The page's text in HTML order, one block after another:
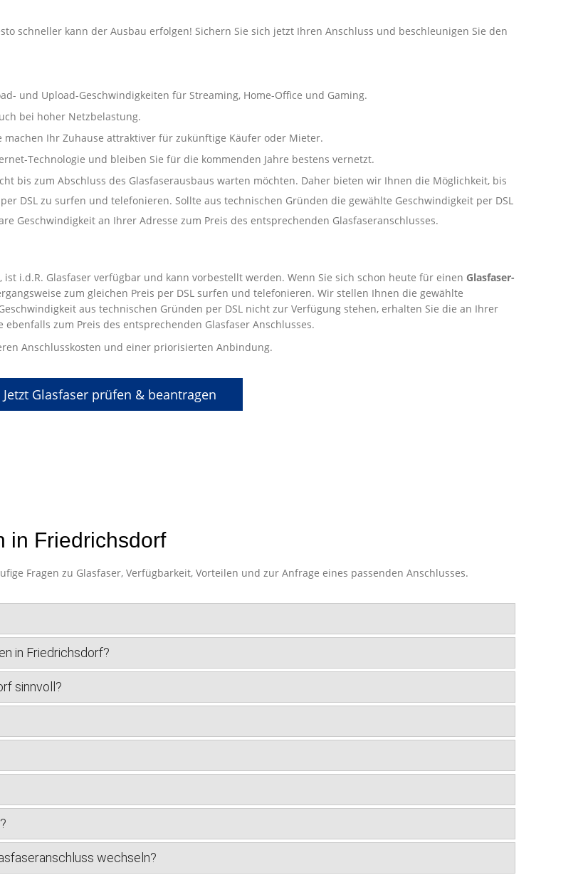
schneller kann der Ausbau erfolgen! Sichern Sie sich jetzt Ihren Anschluss und beschleunigen Sie den
und Upload-Geschwindigkeiten für Streaming, Home-Office und Gaming.
bei hoher Netzbelastung.
Ihr Zuhause attraktiver für zukünftige Käufer oder Mieter.
Technologie und bleiben Sie für die kommenden Jahre bestens vernetzt.
bis zum Abschluss des Glasfaserausbaus warten möchten. Daher bieten wir Ihnen die Möglichkeit, bis
DSL zu surfen und telefonieren. Sollte aus technischen Gründen die gewählte Geschwindigkeit per DSL
Geschwindigkeit an Ihrer Adresse zum Preis des entsprechenden Glasfaseranschlusses.
i.d.R. Glasfaser verfügbar und kann vorbestellt werden. Wenn Sie sich schon heute für einen Glasfaser-
zum gleichen Preis per DSL surfen und telefonieren. Wir stellen Ihnen die gewählte
aus technischen Gründen per DSL nicht zur Verfügung stehen, erhalten Sie die an Ihrer
zum Preis des entsprechenden Glasfaser Anschlusses.
Anschlusskosten und einer priorisierten Anbindung.
Jetzt Glasfaser prüfen & beantragen
in Friedrichsdorf
Fragen zu Glasfaser, Verfügbarkeit, Vorteilen und zur Anfrage eines passenden Anschlusses.
in Friedrichsdorf?
sinnvoll?
wechseln?